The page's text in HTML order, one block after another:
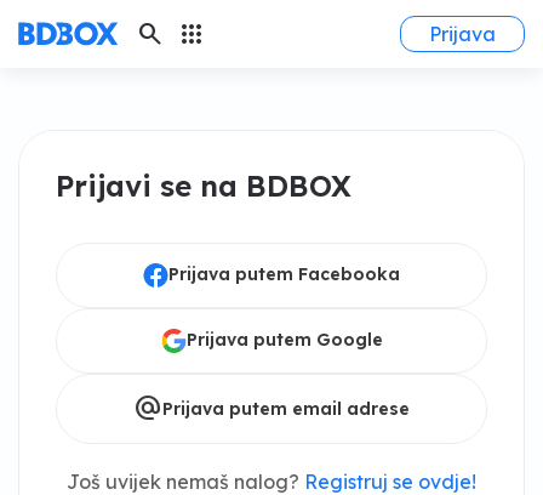
search apps Prijava
Prijavi se na BDBOX
Prijava putem Facebooka
Prijava putem Google
alternate_emailPrijava putem email adrese
Još uvijek nemaš nalog? Registruj se ovdje!